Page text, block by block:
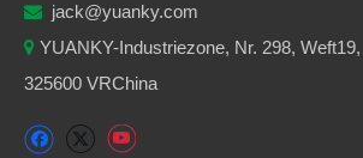
 jack@yuanky.com
 YUANKY-Industriezone, Nr. 298,
325600 VRChina